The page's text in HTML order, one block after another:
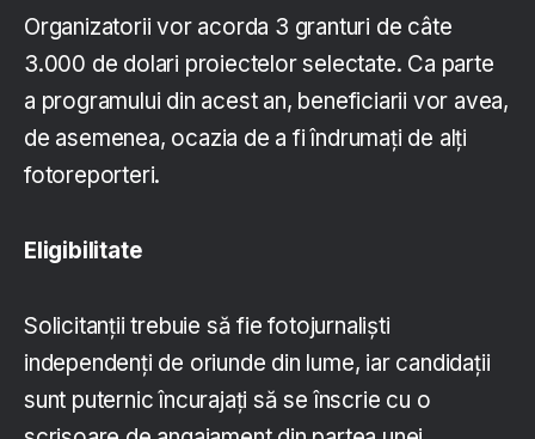
Organizatorii vor acorda 3 granturi de câte
3.000 de dolari proiectelor selectate. Ca parte
a programului din acest an, beneficiarii vor avea,
de asemenea, ocazia de a fi îndrumați de alți
fotoreporteri.
Eligibilitate
Solicitanții trebuie să fie fotojurnaliști
independenți de oriunde din lume, iar candidații
sunt puternic încurajați să se înscrie cu o